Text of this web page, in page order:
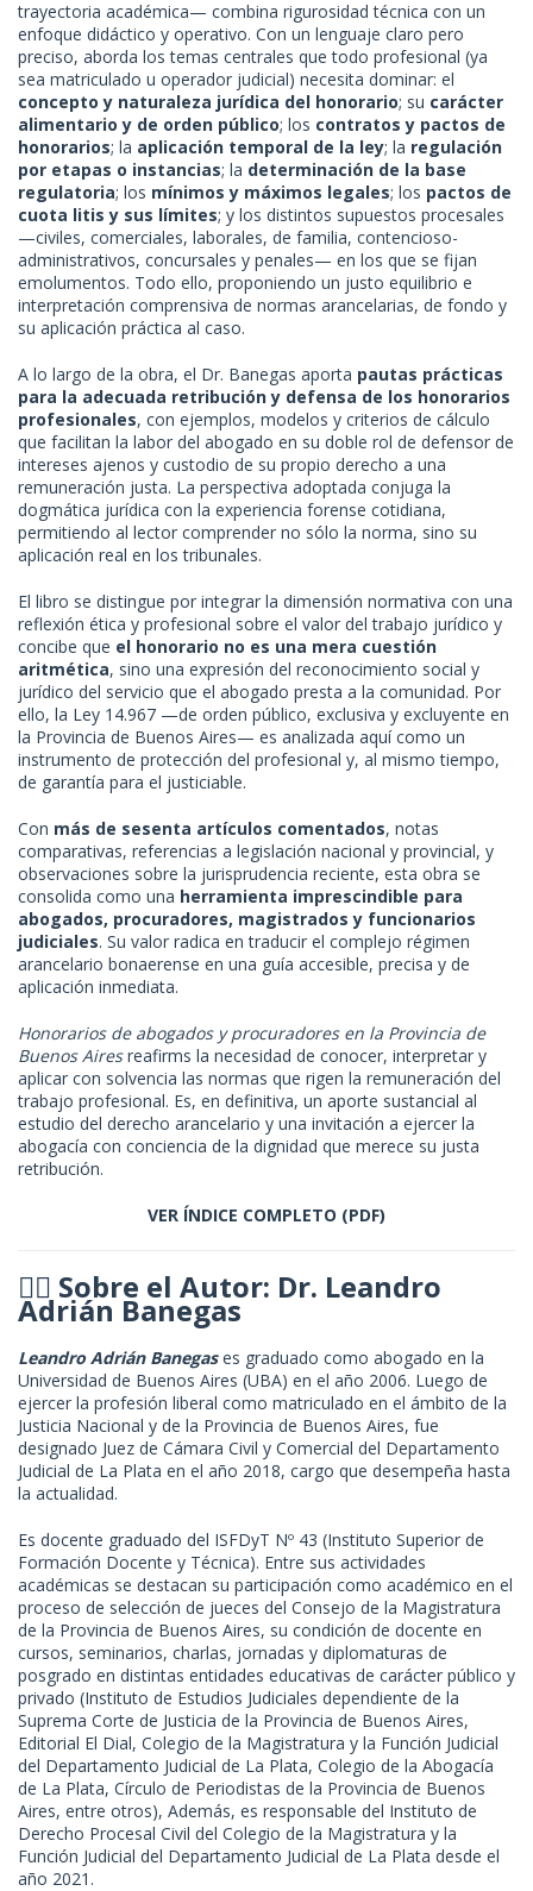
trayectoria académica— combina rigurosidad técnica con un
enfoque didáctico y operativo. Con un lenguaje claro pero
preciso, aborda los temas centrales que todo profesional (ya
sea matriculado u operador judicial) necesita dominar: el
concepto y naturaleza jurídica del honorario; su carácter
alimentario y de orden público; los contratos y pactos de
honorarios; la aplicación temporal de la ley; la regulación
por etapas o instancias; la determinación de la base
regulatoria; los mínimos y máximos legales; los pactos de
cuota litis y sus límites; y los distintos supuestos procesales
—civiles, comerciales, laborales, de familia, contencioso-
administrativos, concursales y penales— en los que se fijan
emolumentos. Todo ello, proponiendo un justo equilibrio e
interpretación comprensiva de normas arancelarias, de fondo y
su aplicación práctica al caso.
A lo largo de la obra, el Dr. Banegas aporta pautas prácticas
para la adecuada retribución y defensa de los honorarios
profesionales, con ejemplos, modelos y criterios de cálculo
que facilitan la labor del abogado en su doble rol de defensor de
intereses ajenos y custodio de su propio derecho a una
remuneración justa. La perspectiva adoptada conjuga la
dogmática jurídica con la experiencia forense cotidiana,
permitiendo al lector comprender no sólo la norma, sino su
aplicación real en los tribunales.
El libro se distingue por integrar la dimensión normativa con una
reflexión ética y profesional sobre el valor del trabajo jurídico y
concibe que el honorario no es una mera cuestión
aritmética, sino una expresión del reconocimiento social y
jurídico del servicio que el abogado presta a la comunidad. Por
ello, la Ley 14.967 —de orden público, exclusiva y excluyente en
la Provincia de Buenos Aires— es analizada aquí como un
instrumento de protección del profesional y, al mismo tiempo,
de garantía para el justiciable.
Con más de sesenta artículos comentados, notas
comparativas, referencias a legislación nacional y provincial, y
observaciones sobre la jurisprudencia reciente, esta obra se
consolida como una herramienta imprescindible para
abogados, procuradores, magistrados y funcionarios
judiciales. Su valor radica en traducir el complejo régimen
arancelario bonaerense en una guía accesible, precisa y de
aplicación inmediata.
Honorarios de abogados y procuradores en la Provincia de
Buenos Airesreafirms la necesidad de conocer, interpretar y
aplicar con solvencia las normas que rigen la remuneración del
trabajo profesional. Es, en definitiva, un aporte sustancial al
estudio del derecho arancelario y una invitación a ejercer la
abogacía con conciencia de la dignidad que merece su justa
retribución.
VER ÍNDICE COMPLETO (PDF)
🧑‍⚖️ Sobre el Autor: Dr. Leandro
Adrián Banegas
Leandro Adrián Banegases graduado como abogado en la
Universidad de Buenos Aires (UBA) en el año 2006. Luego de
ejercer la profesión liberal como matriculado en el ámbito de la
Justicia Nacional y de la Provincia de Buenos Aires, fue
designado Juez de Cámara Civil y Comercial del Departamento
Judicial de La Plata en el año 2018, cargo que desempeña hasta
la actualidad.
Es docente graduado del ISFDyT Nº 43 (Instituto Superior de
Formación Docente y Técnica). Entre sus actividades
académicas se destacan su participación como académico en el
proceso de selección de jueces del Consejo de la Magistratura
de la Provincia de Buenos Aires, su condición de docente en
cursos, seminarios, charlas, jornadas y diplomaturas de
posgrado en distintas entidades educativas de carácter público y
privado (Instituto de Estudios Judiciales dependiente de la
Suprema Corte de Justicia de la Provincia de Buenos Aires,
Editorial El Dial, Colegio de la Magistratura y la Función Judicial
del Departamento Judicial de La Plata, Colegio de la Abogacía
de La Plata, Círculo de Periodistas de la Provincia de Buenos
Aires, entre otros), Además, es responsable del Instituto de
Derecho Procesal Civil del Colegio de la Magistratura y la
Función Judicial del Departamento Judicial de La Plata desde el
año 2021.